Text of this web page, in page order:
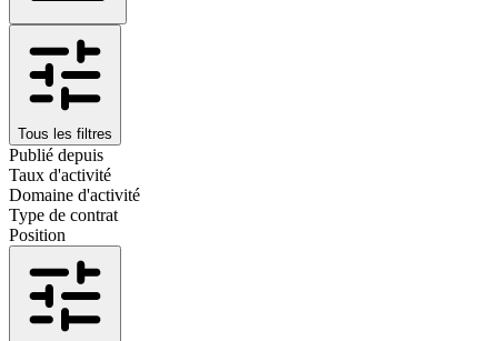
Tous les filtres
Publié depuis
Taux d'activité
Domaine d'activité
Type de contrat
Position